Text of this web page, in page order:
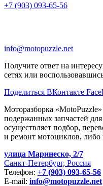
+7 (903) 093-65-56
info@motopuzzle.net
Получите ответ на
сетях или
Поделиться ВКонтакте
Моторазборка
подержанных запчастей
осуществляет подбор,
и ремонт мотоциклов, либо
улица Маринеско, 2/7
Санкт-Петербург, Россия
Телефон: +7 (903) 093-65-56
E-mail: info@motopuzzle.net